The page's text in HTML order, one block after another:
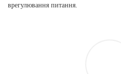
врегулювання питання.